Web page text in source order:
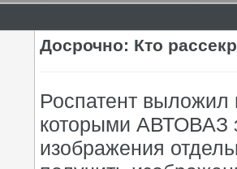
Досрочно: Кто
Роспатент выложил
которыми АВТОВАЗ
изображения